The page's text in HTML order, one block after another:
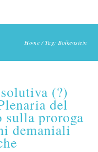
Home /Tag: Bolkenstein
(?)
del
proroga
demaniali